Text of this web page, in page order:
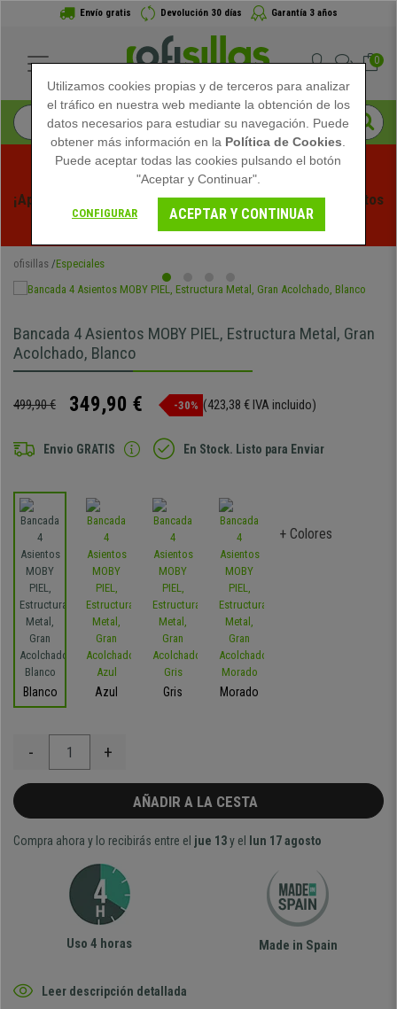
Envío gratis Devolución 30 días Garantía 3 años
0
¡Aprovecha las Rebajas de Verano en Ofisillas! Descuentos
Exclusivos por Tiempo Limitado - Ver Promo
ofisillas Especiales
Bancada 4 Asientos MOBY PIEL, Estructura Metal, Gran
Acolchado, Blanco
499,90 € 349,90 € -30% (423,38 € IVA incluido)
Envio GRATIS En Stock. Listo para Enviar
Blanco Azul Gris Morado
+ Colores
- +
AÑADIR A LA CESTA
Compra ahora y lo recibirás entre el jue 13y el lun 17 agosto
Uso 4 horas Made in Spain
Leer descripción detallada
Utilizamos cookies propias y de terceros para analizar
el tráfico en nuestra web mediante la obtención de los
datos necesarios para estudiar su navegación. Puede
obtener más información en la Política de Cookies
Puede aceptar todas las cookies pulsando el botón
"Aceptar y Continuar".
CONFIGURAR ACEPTAR Y CONTINUAR